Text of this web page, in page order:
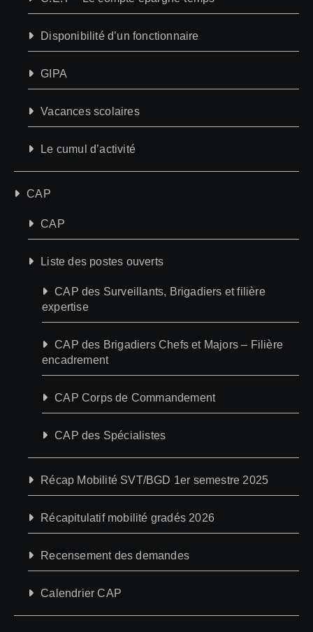
Disponibilité d’un fonctionnaire
GIPA
Vacances scolaires
Le cumul d’activité
CAP
CAP
Liste des postes ouverts
CAP des Surveillants, Brigadiers et filière
expertise
CAP des Brigadiers Chefs et Majors – Filière
encadrement
CAP Corps de Commandement
CAP des Spécialistes
Récap Mobilité SVT/BGD 1er semestre 2025
Récapitulatif mobilité gradés 2026
Recensement des demandes
Calendrier CAP